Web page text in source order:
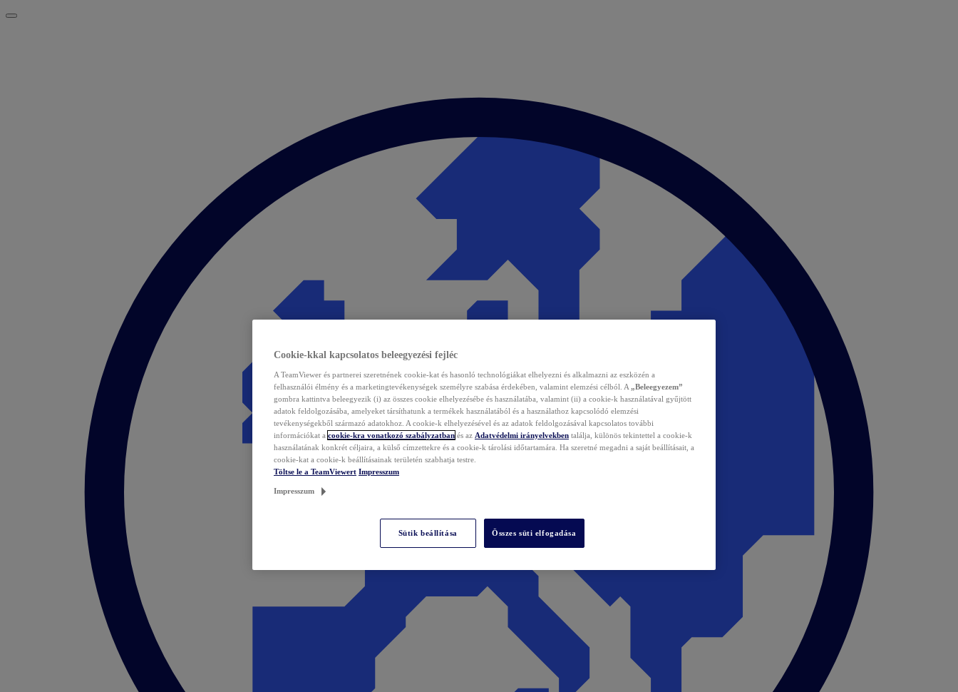
Cookie-kkal kapcsolatos beleegyezési fejléc
A TeamViewer és partnerei szeretnének cookie-kat és hasonló technológiákat elhelyezni és alkalmazni az eszközén a
felhasználói élmény és a marketingtevékenységek személyre szabása érdekében, valamint elemzési célból. A „Beleegyezem”
gombra kattintva beleegyezik (i) az összes cookie elhelyezésébe és használatába, valamint (ii) a cookie-k használatával gyűjtött
adatok feldolgozásába, amelyeket társíthatunk a termékek használatából és a használathoz kapcsolódó elemzési
tevékenységekből származó adatokhoz. A cookie-k elhelyezésével és az adatok feldolgozásával kapcsolatos további
információkat a cookie-kra vonatkozó szabályzatban és az Adatvédelmi irányelvekben találja, különös tekintettel a cookie-k
használatának konkrét céljaira, a külső címzettekre és a cookie-k tárolási időtartamára. Ha szeretné megadni a saját beállításait, a
cookie-kat a cookie-k beállításainak területén szabhatja testre.
Töltse le a TeamViewert Impresszum
Impresszum
Sütik beállítása Összes süti elfogadása